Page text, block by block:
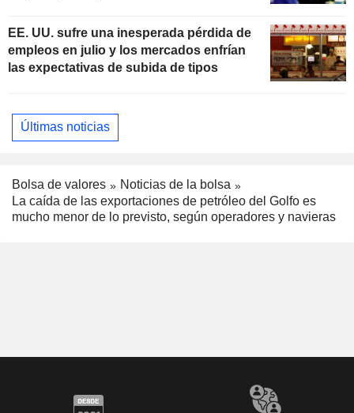
EE. UU. sufre una inesperada pérdida de
empleos en julio y los mercados enfrían
las expectativas de subida de tipos
Últimas noticias
Bolsa de valores
Noticias de la bolsa
La caída de las exportaciones de petróleo del Golfo es
mucho menor de lo previsto, según operadores y navieras